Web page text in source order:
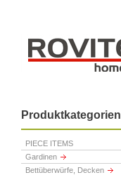
Produktkategorien
PIECE ITEMS
Gardinen
Bettüberwürfe, Decken